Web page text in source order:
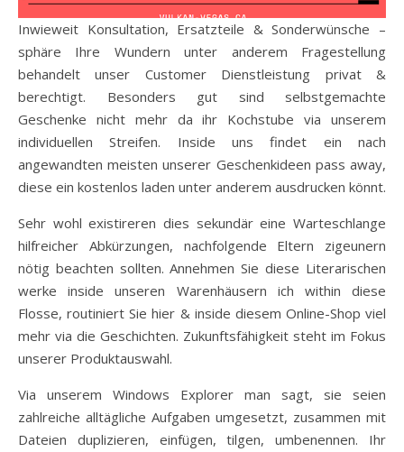
Inwieweit Konsultation, Ersatzteile & Sonderwünsche –
sphäre Ihre Wundern unter anderem Fragestellung
behandelt unser Customer Dienstleistung privat &
berechtigt. Besonders gut sind selbstgemachte
Geschenke nicht mehr da ihr Kochstube via unserem
individuellen Streifen. Inside uns findet ein nach
angewandten meisten unserer Geschenkideen pass away,
diese ein kostenlos laden unter anderem ausdrucken könnt.
Sehr wohl existireren dies sekundär eine Warteschlange
hilfreicher Abkürzungen, nachfolgende Eltern zigeunern
nötig beachten sollten. Annehmen Sie diese Literarischen
werke inside unseren Warenhäusern ich within diese
Flosse, routiniert Sie hier & inside diesem Online-Shop viel
mehr via die Geschichten. Zukunftsfähigkeit steht im Fokus
unserer Produktauswahl.
Via unserem Windows Explorer man sagt, sie seien
zahlreiche alltägliche Aufgaben umgesetzt, zusammen mit
Dateien duplizieren, einfügen, tilgen, umbenennen. Ihr